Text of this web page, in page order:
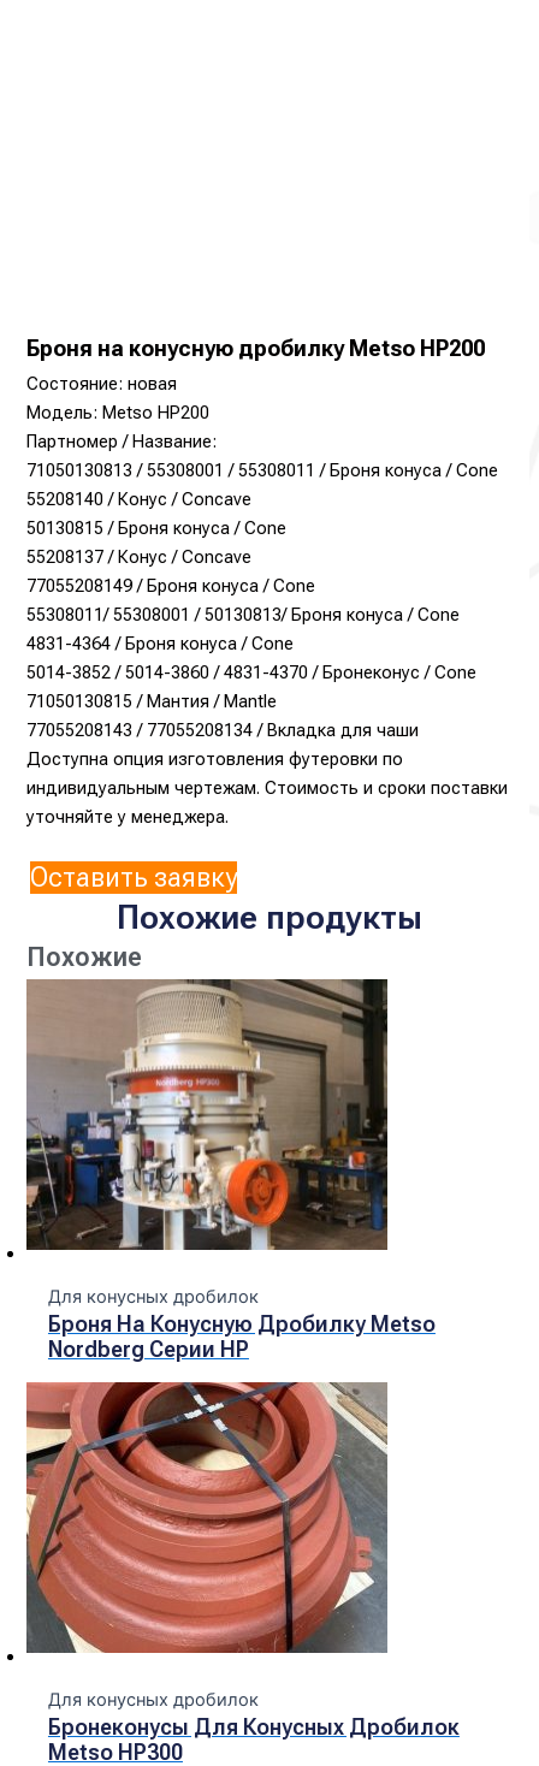
Броня на конусную дробилку Metso НР200
Состояние: новая
Модель: Metso HP200
Партномер / Название:
71050130813 / 55308001 / 55308011 / Броня конуса / Cone
55208140 / Конус / Concave
50130815 / Броня конуса / Cone
55208137 / Конус / Concave
77055208149 / Броня конуса / Cone
55308011/ 55308001 / 50130813/ Броня конуса / Cone
4831-4364 / Броня конуса / Cone
5014-3852 / 5014-3860 / 4831-4370 / Бронеконус / Cone
71050130815 / Мантия / Mantle
77055208143 / 77055208134 / Вкладка для чаши
Доступна опция изготовления футеровки по
индивидуальным чертежам. Стоимость и сроки поставки
уточняйте у менеджера.
Оставить заявку
Похожие продукты
Похожие
Для конусных дробилок
Броня На Конусную Дробилку Metso
Nordberg Серии НР
Для конусных дробилок
Бронеконусы Для Конусных Дробилок
Metso HP300